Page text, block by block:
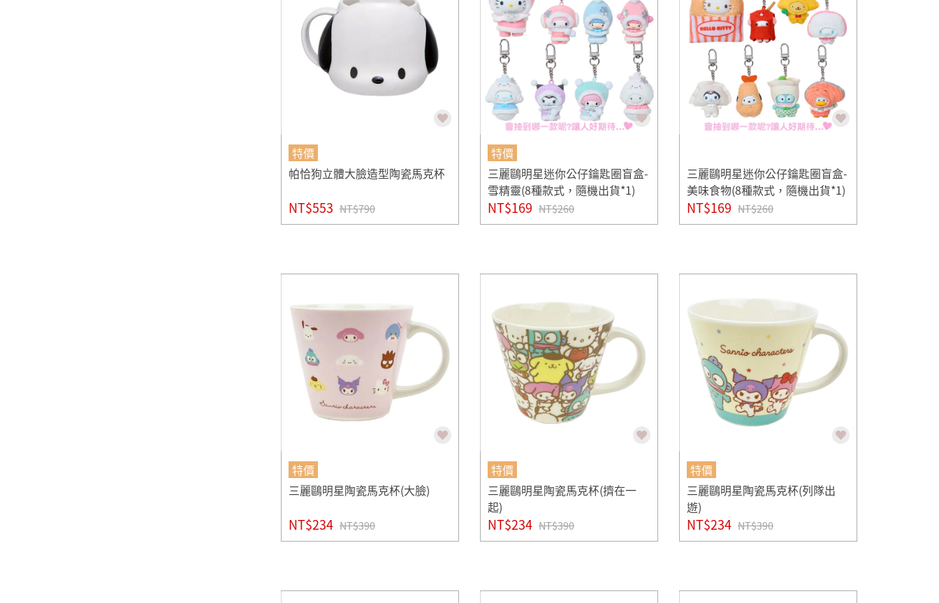
特價
帕恰狗立體大臉造型陶瓷馬克杯
NT$553 NT$790
特價
三麗鷗明星迷你公仔鑰匙圈盲盒-
雪精靈(8種款式，隨機出貨*1)
NT$169 NT$260
三麗鷗明星迷你公仔鑰匙圈盲盒-
美味食物(8種款式，隨機出貨*1)
NT$169 NT$260
特價
三麗鷗明星陶瓷馬克杯(大臉)
NT$234 NT$390
特價
三麗鷗明星陶瓷馬克杯(擠在一
起)
NT$234 NT$390
特價
三麗鷗明星陶瓷馬克杯(列隊出
遊)
NT$234 NT$390